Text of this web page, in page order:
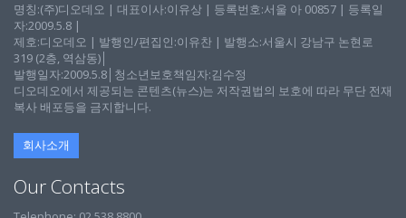
명칭:(주)디오데오 | 대표이사:이유상 | 등록번호:서울 아 00857 | 등록일
자:2009.5.8 |
제호:디오데오 | 발행인/편집인:이유찬 | 발행소:서울시 강남구 논현로
319 (2층, 역삼동)│
발행일자:2009.5.8│청소년보호책임자:김수정
디오데오에서 제공되는 콘텐츠(뉴스)는 저작권법의 보호에 따라 무단 전재
복사 배포등을 금지합니다.
회사소개
Our Contacts